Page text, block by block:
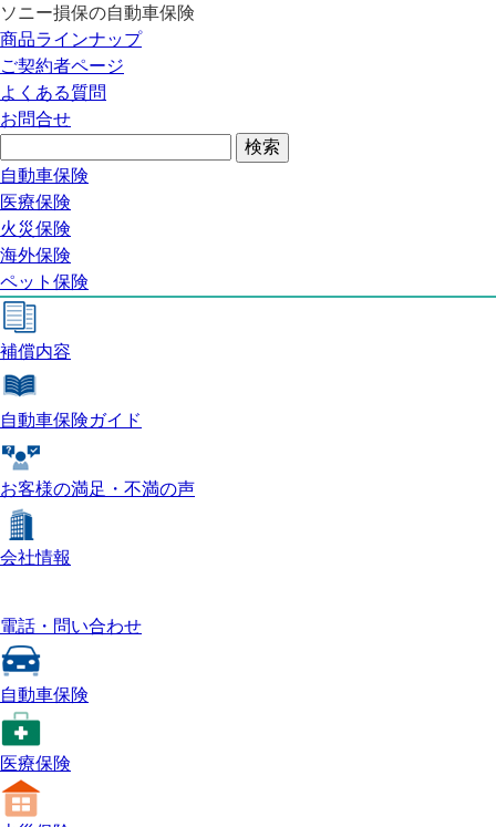
ソニー損保の自動車保険
商品ラインナップ
ご契約者ページ
よくある質問
お問合せ
自動車保険
医療保険
火災保険
海外保険
ペット保険
自動車保険トップ
商品の特長
補償内容
自動車保険ガイド
お客様の満足・不満の声
自動車保険トップ
商品の特長
補償内容
自動車保険ガイド
お客様の満足・不満の声
会社情報
電話・問い合わせ
自動車保険
医療保険